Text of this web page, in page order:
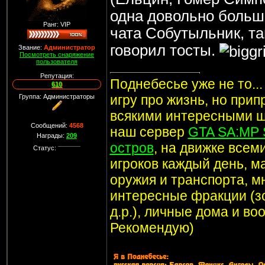
Человек: <img
<КИСА>: Для
Человек: в + в + в * в
<КИСА>: Тарарам...
Человек: заело
<КИСА>: У тебя есть
Человек: Да, вот один:
<КИСА>: Люди меня
вымирающий вид живых
Человек: полюбому
<КИСА>: Правда,
Человек: нет
<КИСА>: Точно?
Человек: нет
<КИСА>: Давай лучше
губами к монитору!
Человек: Хорошо!
Ранг: VIP
Звание: Администратор
Посмотреть снаряжение
пользователя
Репутация:
610
Группа: Администраторы
Сообщений: 4568
Награды: 209
Статус:
одна довольно
чата Собутыльник,
говорил тосты.
Поднебесье уже не
игру про жизнь, но
всякими интересными
наш сервер GTA SA:MP
остров, на движке
игроков каждый день,
оружия и транспорта,
интересные фракции
д.р.), личные дома и
Рекомендую)